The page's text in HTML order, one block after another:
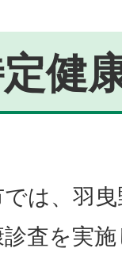
健
は、羽
査を実